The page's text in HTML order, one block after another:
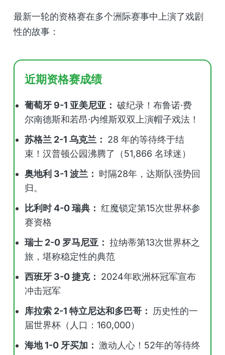
最新一轮的资格赛在多个洲际赛事中上演了戏剧
性的故事：
近期资格赛成绩
葡萄牙 9-1 亚美尼亚： 破纪录！布鲁诺·费
尔南德斯和若昂·内维斯双双上演帽子戏法！
苏格兰 2-1 乌克兰： 28 年的等待终于结
束！汉普顿公园沸腾了（51,866 名球迷）
奥地利 3-1 波兰： 时隔28年，达斯队强势回
归。
比利时 4-0 瑞典： 红魔锁定第15次世界杯参
赛资格
瑞士 2-0 罗马尼亚： 拉纳蒂第13次世界杯之
旅，堪称稳定性的典范
西班牙 3-0 捷克： 2024年欧洲杯冠军宣布
冲击冠军
库拉索 2-1 特立尼达和多巴哥： 历史性的一
届世界杯（人口：160,000）
海地 1-0 牙买加： 激动人心！52年的等待终